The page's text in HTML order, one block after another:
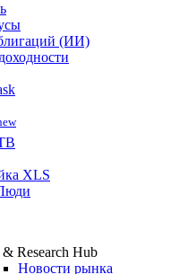
(ИИ)
XLS
Research Hub
Новости рынка